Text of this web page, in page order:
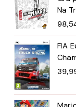
Na
FIA